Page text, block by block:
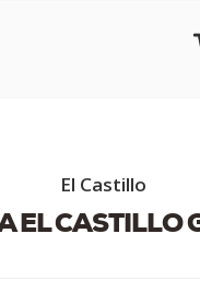
El Castillo
EL CASTILLO